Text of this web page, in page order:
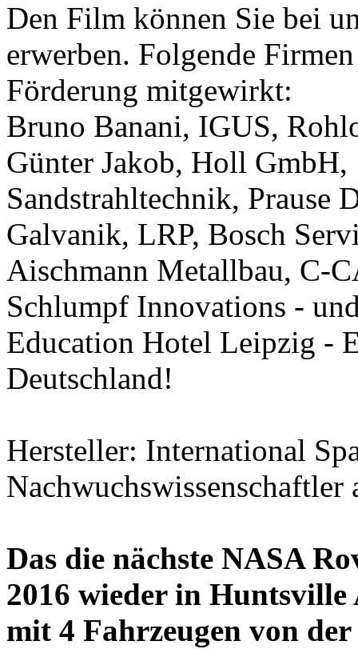
Den Film können Sie bei
erwerben. Folgende
Förderung mitgewirkt:
Bruno Banani, IGUS,
Günter Jakob, Holl
Sandstrahltechnik, Prause
Galvanik, LRP, Bosch
Aischmann Metallbau, C-
Schlumpf Innovations -
Education Hotel Leipzig -
Deutschland!
Hersteller: International
Nachwuchswissenschaftler
Das die nächste NASA
2016 wieder in
mit 4 Fahrzeugen von